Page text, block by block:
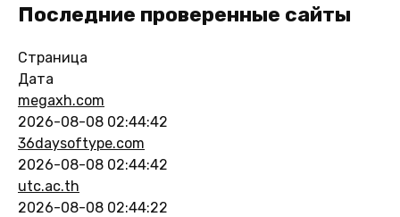
Последние проверенные сайты
Страница
Дата
megaxh.com
2026-08-08 02:44:42
36daysoftype.com
2026-08-08 02:44:42
utc.ac.th
2026-08-08 02:44:22